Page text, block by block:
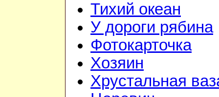
Тихий океан
У дороги рябина
Фотокарточка
Хозяин
Хрустальная